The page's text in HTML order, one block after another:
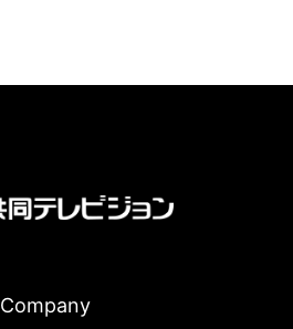
Company